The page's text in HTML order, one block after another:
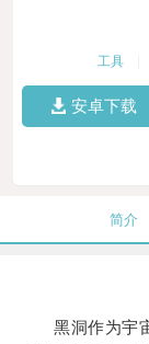
工具
安卓下载
简介
黑洞作为宇宙